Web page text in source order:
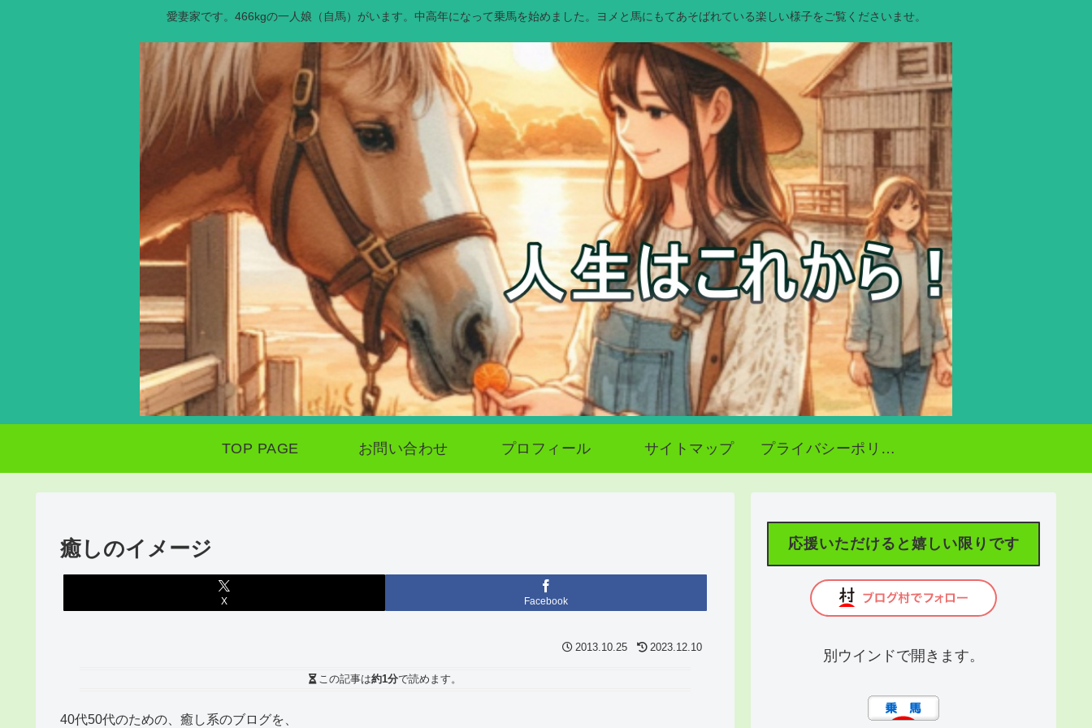
愛妻家です。466kgの一人娘（自馬）がいます。中高年になって乗馬を始めました。ヨメと馬にもてあそばれている楽しい様子をご覧くださいませ。
TOP PAGE お問い合わせ プロフィール サイトマップ プライバシーポリシー
癒しのイメージ
X Facebook
2013.10.25 2023.12.10
この記事は約1分で読めます。
40代50代のための、癒し系のブログを、
応援いただけると嬉しい限りです
別ウインドで開きます。